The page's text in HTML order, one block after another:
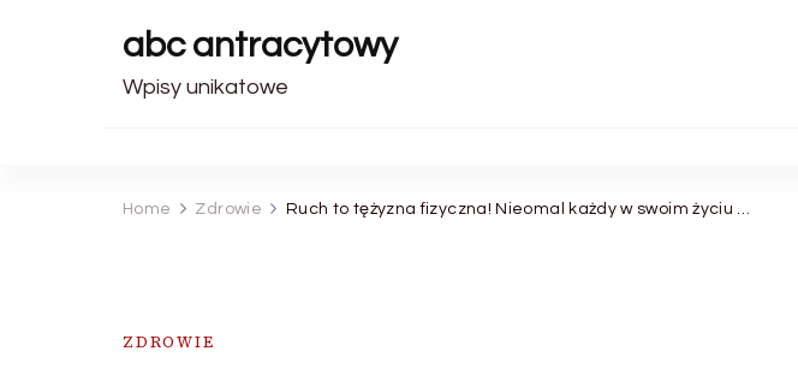
abc antracytowy
Wpisy unikatowe
Home Zdrowie Ruch to tężyzna fizyczna! Nieomal każdy w swoim życiu …
ZDROWIE